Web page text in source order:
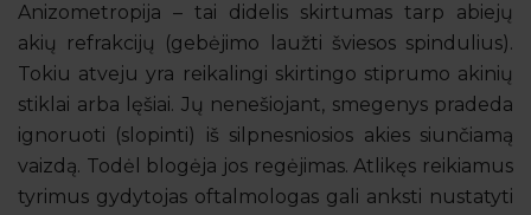
Anizometropija – tai didelis skirtumas tarp abiejų
akių refrakcijų (gebėjimo laužti šviesos spindulius).
Tokiu atveju yra reikalingi skirtingo stiprumo akinių
stiklai arba lęšiai. Jų nenešiojant, smegenys pradeda
ignoruoti (slopinti) iš silpnesniosios akies siunčiamą
vaizdą. Todėl blogėja jos regėjimas. Atlikęs reikiamus
tyrimus gydytojas oftalmologas gali anksti nustatyti